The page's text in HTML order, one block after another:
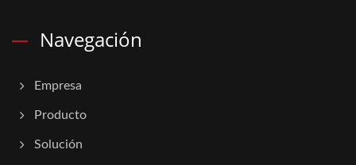
Navegación
Empresa
Producto
Solución